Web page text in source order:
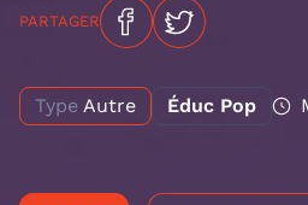
PARTAGER
Type Autre Éduc Pop